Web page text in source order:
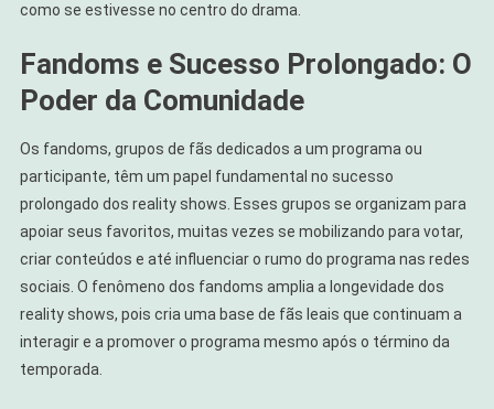
como se estivesse no centro do drama.
Fandoms e Sucesso Prolongado: O
Poder da Comunidade
Os fandoms, grupos de fãs dedicados a um programa ou
participante, têm um papel fundamental no sucesso
prolongado dos reality shows. Esses grupos se organizam para
apoiar seus favoritos, muitas vezes se mobilizando para votar,
criar conteúdos e até influenciar o rumo do programa nas redes
sociais. O fenômeno dos fandoms amplia a longevidade dos
reality shows, pois cria uma base de fãs leais que continuam a
interagir e a promover o programa mesmo após o término da
temporada.